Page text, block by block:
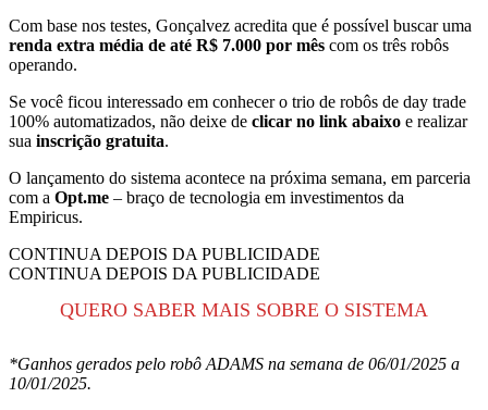
Com base nos testes, Gonçalvez acredita que é possível buscar uma
renda extra média de até R$ 7.000 por mês com os três robôs
operando.
Se você ficou interessado em conhecer o trio de robôs de day trade
100% automatizados, não deixe de clicar no link abaixo e realizar
sua inscrição gratuita.
O lançamento do sistema acontece na próxima semana, em parceria
com a Opt.me – braço de tecnologia em investimentos da
Empiricus.
CONTINUA DEPOIS DA PUBLICIDADE
CONTINUA DEPOIS DA PUBLICIDADE
QUERO SABER MAIS SOBRE O SISTEMA
*Ganhos gerados pelo robô ADAMS na semana de 06/01/2025 a
10/01/2025.